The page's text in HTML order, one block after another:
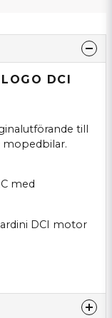
DCI
till
mopedbilar.
med
DCI motor